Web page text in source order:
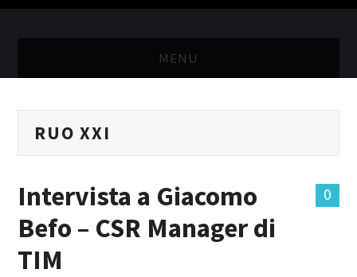
MENU
MASTER MARKETING & RETAIL
MASTER IN FOOD & BEVERAGE
GIURISTI IN AZIENDA
RUO XXI
0
Intervista a Giacomo
Befo – CSR Manager di
TIM